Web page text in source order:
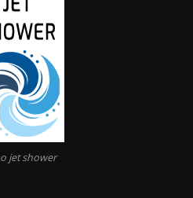
jet shower